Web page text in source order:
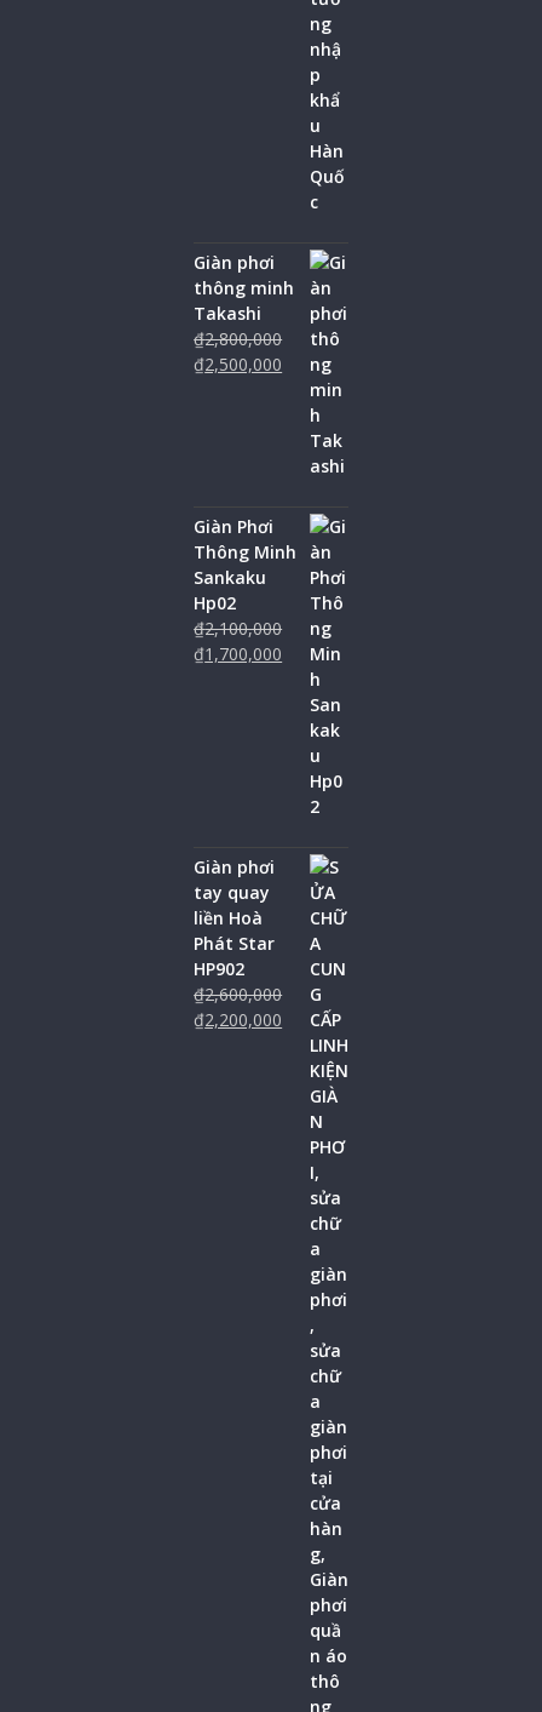
Giàn phơi
thông minh
Takashi
₫2,800,000
₫2,500,000
Giàn Phơi
Thông Minh
Sankaku
Hp02
₫2,100,000
₫1,700,000
Giàn phơi
tay quay
liền Hoà
Phát Star
HP902
₫2,600,000
₫2,200,000